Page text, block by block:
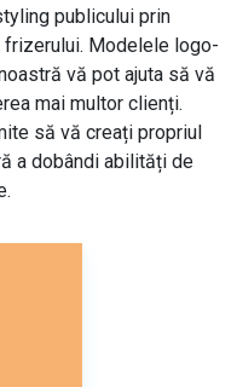
publicului prin
Modelele logo-
vă pot ajuta să vă
mai multor clienți.
să vă creați propriul
a dobândi abilități de